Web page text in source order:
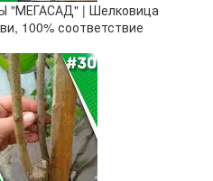
| Шелковица
100% соответствие